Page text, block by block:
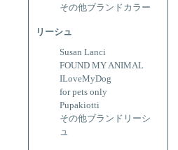
その他ブランドカラー
リーシュ
Susan Lanci
FOUND MY ANIMAL
ILoveMyDog
for pets only
Pupakiotti
その他ブランドリーシ
ュ